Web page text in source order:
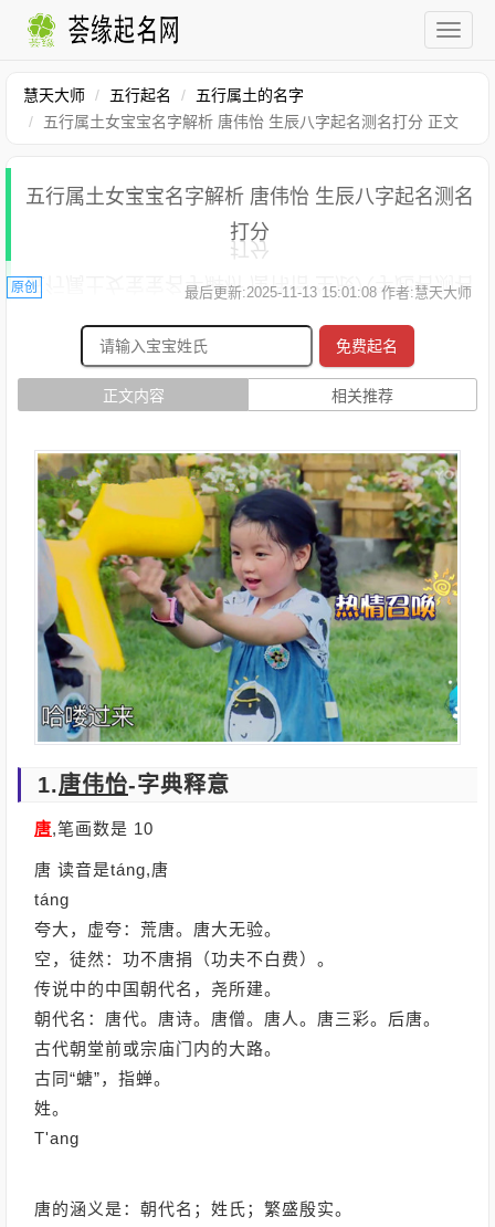
慧天大师 五行起名
五行属土的名字
五行属土女宝宝名字解析 唐伟怡 生辰八字起名测名打分 正文
五行属土女宝宝名字解析 唐伟怡 生辰八字起名测名
打分
原创 最后更新:2025-11-13 15:01:08 作者:慧天大师
免费起名
正文内容 相关推荐
1.唐伟怡-字典释意
唐,笔画数是 10
唐 读音是táng,唐
táng
夸大，虚夸：荒唐。唐大无验。
空，徒然：功不唐捐（功夫不白费）。
传说中的中国朝代名，尧所建。
朝代名：唐代。唐诗。唐僧。唐人。唐三彩。后唐。
古代朝堂前或宗庙门内的大路。
古同“螗”，指蝉。
姓。
T'ang
唐的涵义是：朝代名；姓氏；繁盛殷实。